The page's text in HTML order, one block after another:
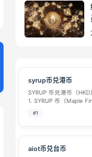
syrup币兑港币
SYRUP 币兑港币（
1. SYRUP 币（Maple
贷 DeFi 项目Maple
#1
aiot币兑台币